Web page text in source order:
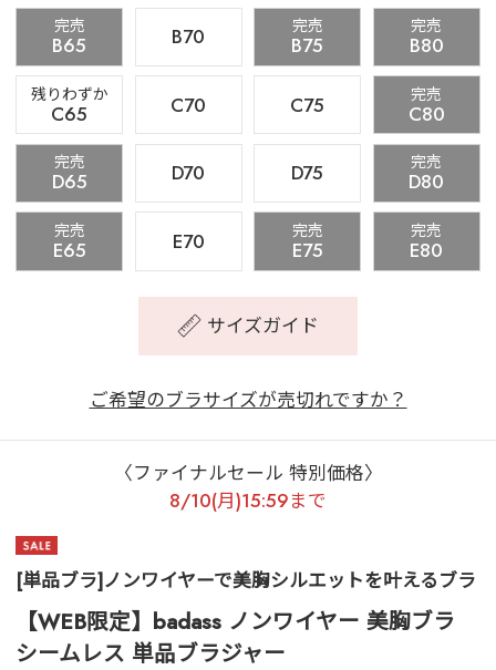
完売
B65 B70 完売
B75
完売
B80
残りわずか
C65 C70 C75 完売
C80
完売
D65 D70 D75 完売
D80
完売
E65 E70 完売
E75
完売
E80
サイズガイド
ご希望のブラサイズが売切れですか？
〈ファイナルセール 特別価格〉
8/10(月)15:59まで
[単品ブラ]ノンワイヤーで美胸シルエットを叶えるブラ
【WEB限定】badass ノンワイヤー 美胸ブラ
シームレス 単品ブラジャー